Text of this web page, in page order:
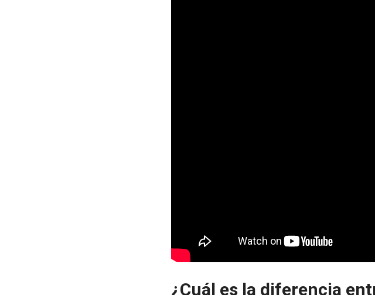
¿Cuál es la diferencia